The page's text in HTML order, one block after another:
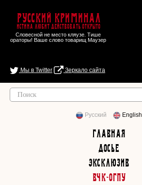
Русский Криминал
Истина любит действовать открыто
Словесной не место кляузе. Тише
ораторы! Ваше слово товарищ Маузер
Мы в Twitter Зеркало сайта
Русский English
Главная
Досье
Эксклюзив
ВЧК-ОГПУ